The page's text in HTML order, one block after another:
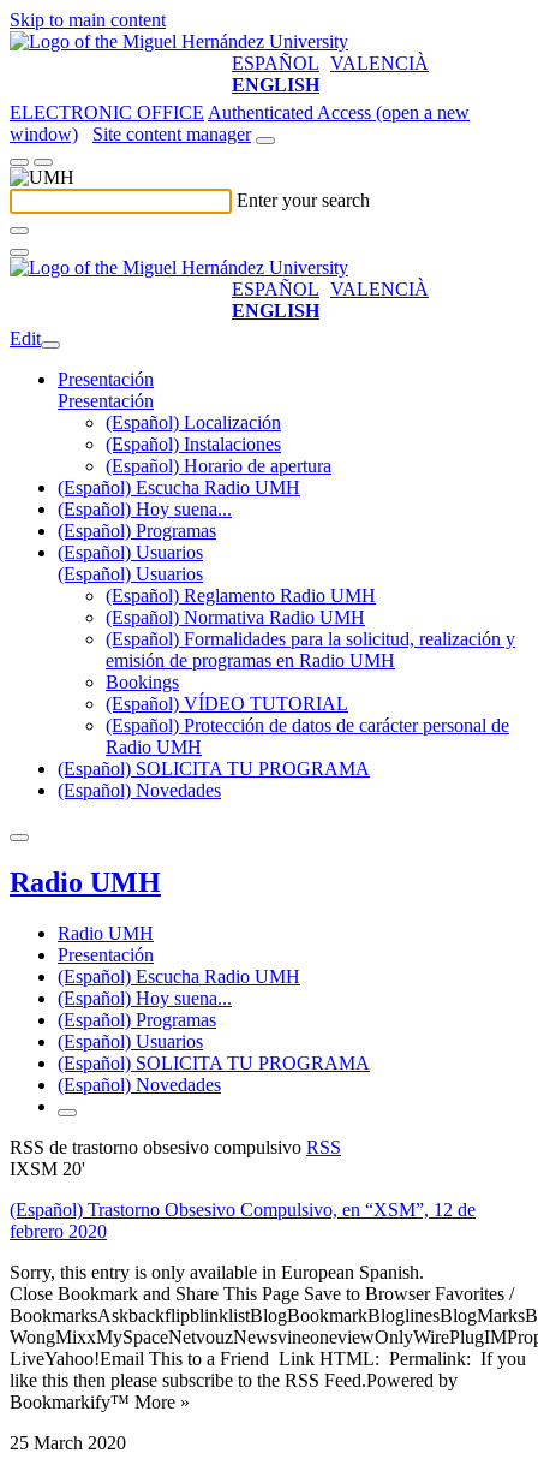
Skip to main content
ESPAÑOL VALENCIÀ
ENGLISH
ELECTRONIC OFFICE Authenticated Access (open a new
window)
Site content manager
Enter your search
ESPAÑOL VALENCIÀ
ENGLISH
Edit
Presentación
Presentación
(Español) Localización
(Español) Instalaciones
(Español) Horario de apertura
(Español) Escucha Radio UMH
(Español) Hoy suena...
(Español) Programas
(Español) Usuarios
(Español) Usuarios
(Español) Reglamento Radio UMH
(Español) Normativa Radio UMH
(Español) Formalidades para la solicitud, realización y
emisión de programas en Radio UMH
Bookings
(Español) VÍDEO TUTORIAL
(Español) Protección de datos de carácter personal de
Radio UMH
(Español) SOLICITA TU PROGRAMA
(Español) Novedades
Radio UMH
Radio UMH
Presentación
(Español) Escucha Radio UMH
(Español) Hoy suena...
(Español) Programas
(Español) Usuarios
(Español) SOLICITA TU PROGRAMA
(Español) Novedades
RSS de trastorno obsesivo compulsivo RSS
IXSM 20'
(Español) Trastorno Obsesivo Compulsivo, en “XSM”, 12 de
febrero 2020
Sorry, this entry is only available in European Spanish.
Close Bookmark and Share This Page Save to Browser Favorites /
LiveYahoo!Email This to a Friend Link HTML: Permalink: If you
like this then please subscribe to the RSS Feed.Powered by
Bookmarkify™ More »
25 March 2020